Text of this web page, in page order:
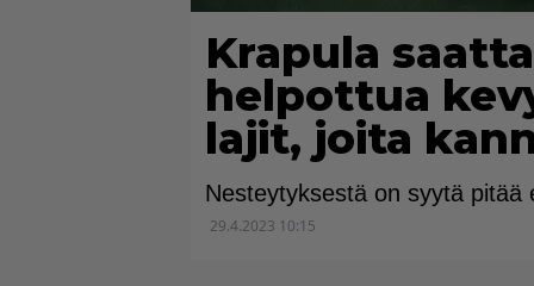
Krapula
helpottua
lajit, joita
Nesteytyksestä on syytä pitää
29.4.2023 10:15